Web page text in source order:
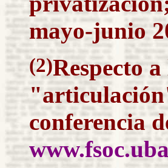
mayo-junio
(2)Respecto
conferencia